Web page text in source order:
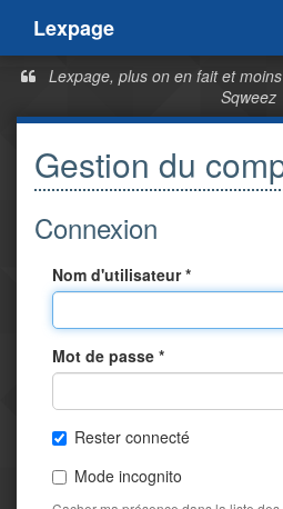
Lexpage
Lexpage, plus on en fait et
Sqweez
Gestion du
Connexion
Nom d'utilisateur *
Mot de passe *
Rester connecté
Mode incognito